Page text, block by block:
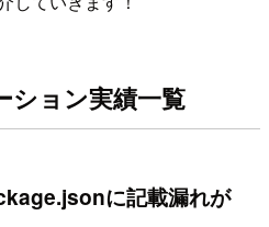
ション実績一覧
に記載漏れが